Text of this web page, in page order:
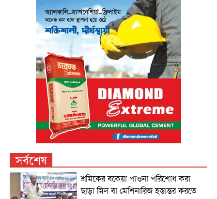
সর্বশেষ
শ্রমিকের বকেয়া পাওনা পরিশোধ করা
ছাড়া মিল বা মেশিনারিজ হস্তান্তর করতে